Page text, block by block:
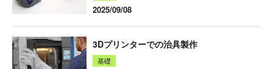
2025/09/08
3Dプリンターでの治具製作
基礎